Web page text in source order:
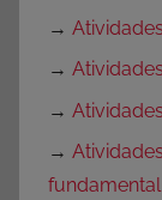
→
→
→
→
fundamental